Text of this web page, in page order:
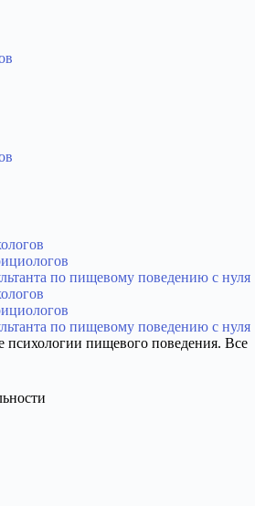
по пищевому поведению с нуля
по пищевому поведению с нуля
пищевого поведения. Все